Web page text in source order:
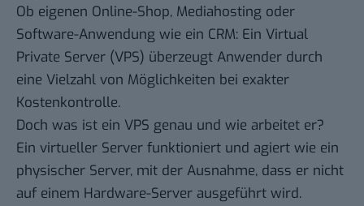
Ob eigenen Online-Shop, Mediahosting oder
Software-Anwendung wie ein CRM: Ein Virtual
Private Server (VPS) überzeugt Anwender durch
eine Vielzahl von Möglichkeiten bei exakter
Kostenkontrolle.
Doch was ist ein VPS genau und wie arbeitet er?
Ein virtueller Server funktioniert und agiert wie ein
physischer Server, mit der Ausnahme, dass er nicht
auf einem Hardware-Server ausgeführt wird.